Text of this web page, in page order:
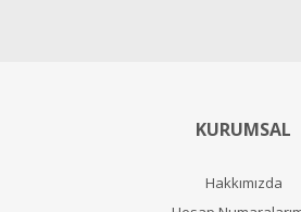
KURUMSAL
Hakkımızda